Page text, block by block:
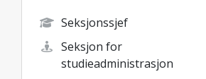
Seksjonssjef
Seksjon for
studieadministrasjon